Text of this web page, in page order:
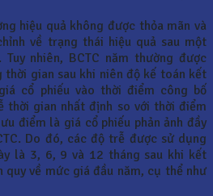
hiệu quả không được thỏa mãn và
về trạng thái hiệu quả sau một
nhiên, BCTC năm thường được
thời gian sau khi niên độ kế toán kết
cổ phiếu vào thời điểm công bố
thời gian nhất định so với thời điểm
điểm là giá cổ phiếu phản ảnh đầy
Do đó, các độ trễ được sử dụng
là 3, 6, 9 và 12 tháng sau khi kết
quy về mức giá đầu năm, cụ thể như